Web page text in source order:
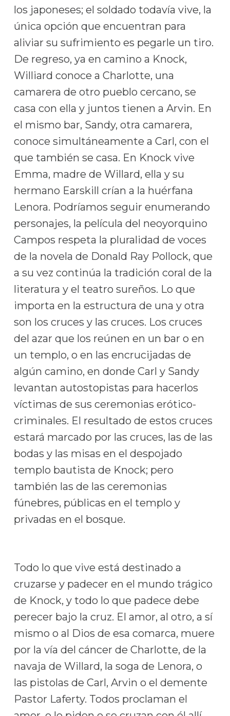
los japoneses; el soldado todavía vive, la
única opción que encuentran para
aliviar su sufrimiento es pegarle un tiro.
De regreso, ya en camino a Knock,
Williard conoce a Charlotte, una
camarera de otro pueblo cercano, se
casa con ella y juntos tienen a Arvin. En
el mismo bar, Sandy, otra camarera,
conoce simultáneamente a Carl, con el
que también se casa. En Knock vive
Emma, madre de Willard, ella y su
hermano Earskill crían a la huérfana
Lenora. Podríamos seguir enumerando
personajes, la película del neoyorquino
Campos respeta la pluralidad de voces
de la novela de Donald Ray Pollock, que
a su vez continúa la tradición coral de la
literatura y el teatro sureños. Lo que
importa en la estructura de una y otra
son los cruces y las cruces. Los cruces
del azar que los reúnen en un bar o en
un templo, o en las encrucijadas de
algún camino, en donde Carl y Sandy
levantan autostopistas para hacerlos
víctimas de sus ceremonias erótico-
criminales. El resultado de estos cruces
estará marcado por las cruces, las de las
bodas y las misas en el despojado
templo bautista de Knock; pero
también las de las ceremonias
fúnebres, públicas en el templo y
privadas en el bosque.
Todo lo que vive está destinado a
cruzarse y padecer en el mundo trágico
de Knock, y todo lo que padece debe
perecer bajo la cruz. El amor, al otro, a sí
mismo o al Dios de esa comarca, muere
por la vía del cáncer de Charlotte, de la
navaja de Willard, la soga de Lenora, o
las pistolas de Carl, Arvin o el demente
Pastor Laferty. Todos proclaman el